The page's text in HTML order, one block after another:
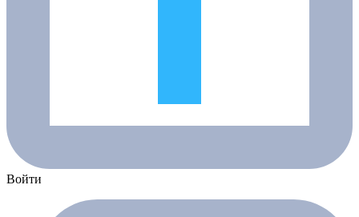
Войти